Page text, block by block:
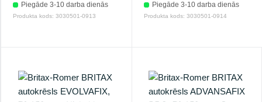
Piegāde 3-10 darba dienās
Produkta kods: 3030501-0913
Piegāde 3-10 darba dienās
Produkta kods: 3030501-0914